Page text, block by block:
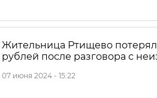
Жительница Ртищево
рублей после разговора с
07 июня 2024 - 15:22